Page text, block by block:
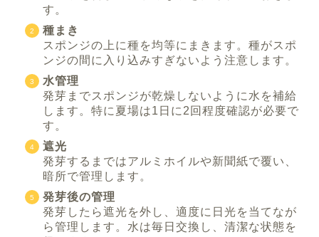
す。
種まき
スポンジの上に種を均等にまきます。種がスポ
ンジの間に入り込みすぎないよう注意します。
水管理
発芽までスポンジが乾燥しないように水を補給
します。特に夏場は1日に2回程度確認が必要で
す。
遮光
発芽するまではアルミホイルや新聞紙で覆い、
暗所で管理します。
発芽後の管理
発芽したら遮光を外し、適度に日光を当てなが
ら管理します。水は毎日交換し、清潔な状態を